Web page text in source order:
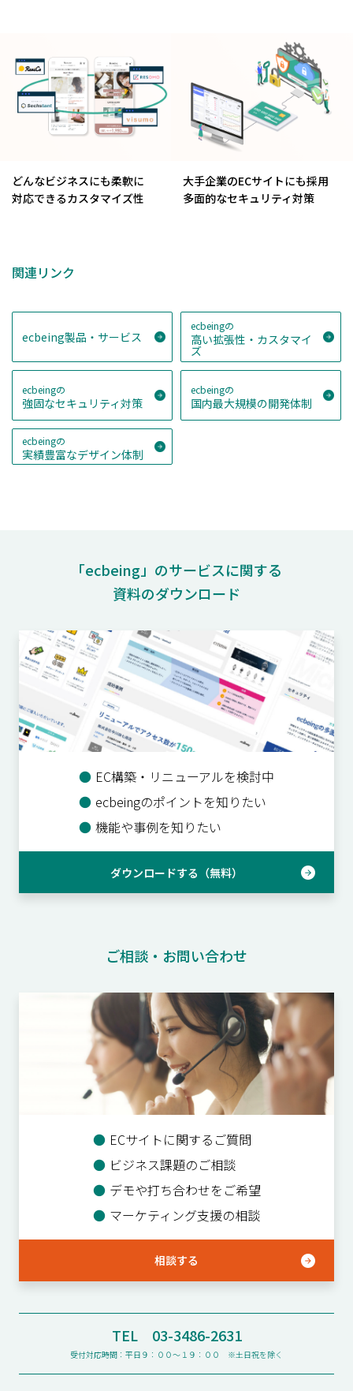
どんなビジネスにも柔軟に
対応できるカスタマイズ性
大手企業のECサイトにも採用
多面的なセキュリティ対策
関連リンク
ecbeing製品・サービス
ecbeingの
高い拡張性・カスタマイ
ズ
ecbeingの
強固なセキュリティ対策
ecbeingの
国内最大規模の開発体制
ecbeingの
実績豊富なデザイン体制
「ecbeing」のサービスに関する
資料のダウンロード
● EC構築・リニューアルを検討中
● ecbeingのポイントを知りたい
● 機能や事例を知りたい
ダウンロードする（無料）
ご相談・お問い合わせ
● ECサイトに関するご質問
● ビジネス課題のご相談
● デモや打ち合わせをご希望
● マーケティング支援の相談
相談する
TEL 03-3486-2631
受付対応時間：平日９：００〜１９：００ ※土日祝を除く